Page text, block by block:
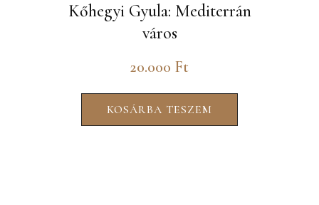
Kőhegyi Gyula: Mediterrán
város
20.000 Ft
KOSÁRBA TESZEM